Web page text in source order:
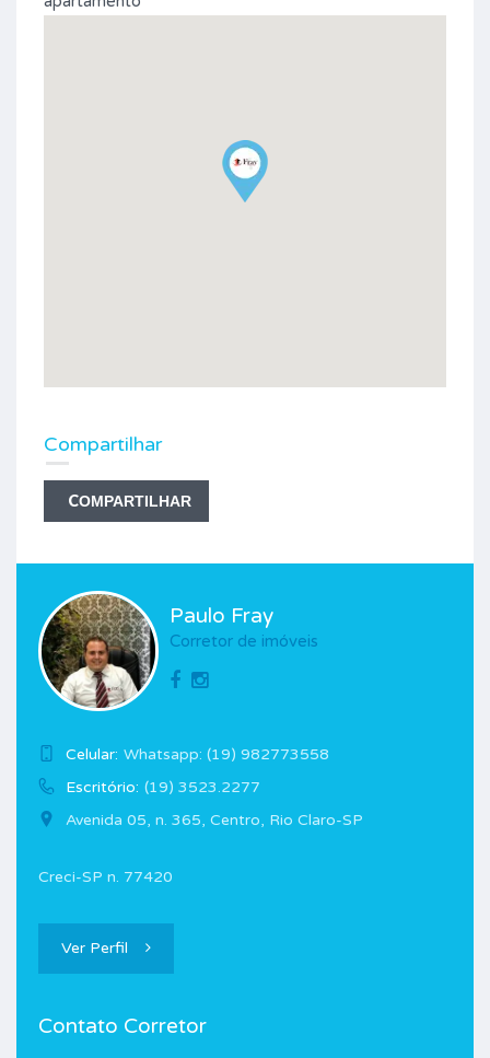
Compartilhar
COMPARTILHAR
Paulo Fray
Corretor de imóveis
Celular: Whatsapp: (19) 982773558
Escritório: (19) 3523.2277
Avenida 05, n. 365, Centro, Rio Claro-SP
Creci-SP n. 77420
Ver Perfil
Contato Corretor